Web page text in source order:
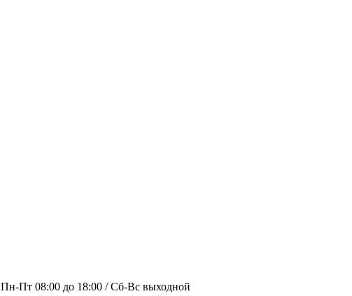
Пн-Пт 08:00 до 18:00 / Сб-Вс выходной